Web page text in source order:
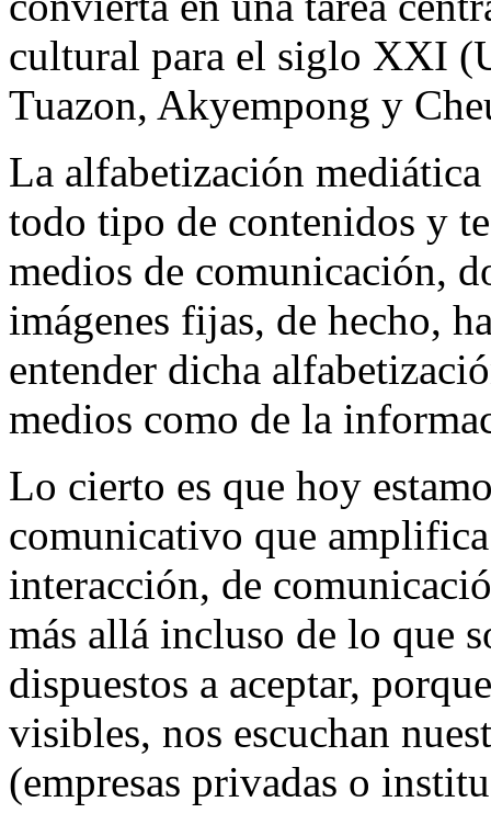
cultural para el siglo XXI
Tuazon, Akyempong y
La alfabetización
todo tipo de contenidos y
medios de comunicación,
imágenes fijas, de hecho,
entender dicha
medios como de la
Lo cierto es que hoy
comunicativo que
interacción, de
más allá incluso de lo que
dispuestos a aceptar,
visibles, nos escuchan
(empresas privadas o